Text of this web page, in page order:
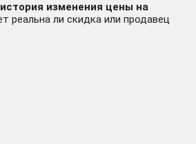
история изменения цены на
реальна ли скидка или продавец